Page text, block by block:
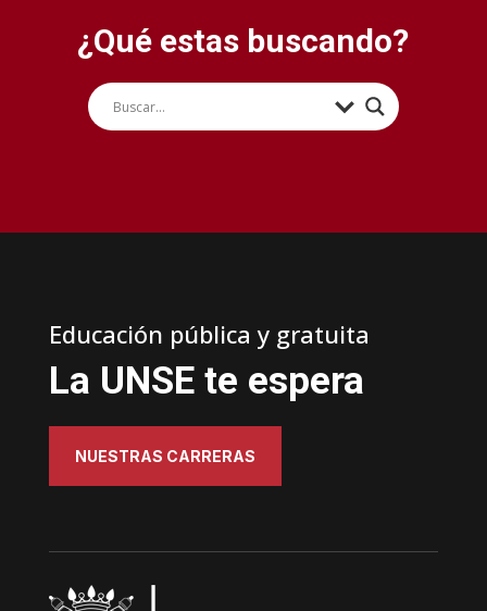
¿Qué estas buscando?
Educación pública y gratuita
La UNSE te espera
NUESTRAS CARRERAS